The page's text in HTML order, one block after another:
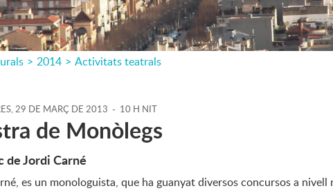
> 2014 > Activitats teatrals
29 DE MARÇ DE 2013 - 10 H NIT
de Monòlegs
de Jordi Carné
es un monologuista, que ha guanyat diversos concursos a nivell